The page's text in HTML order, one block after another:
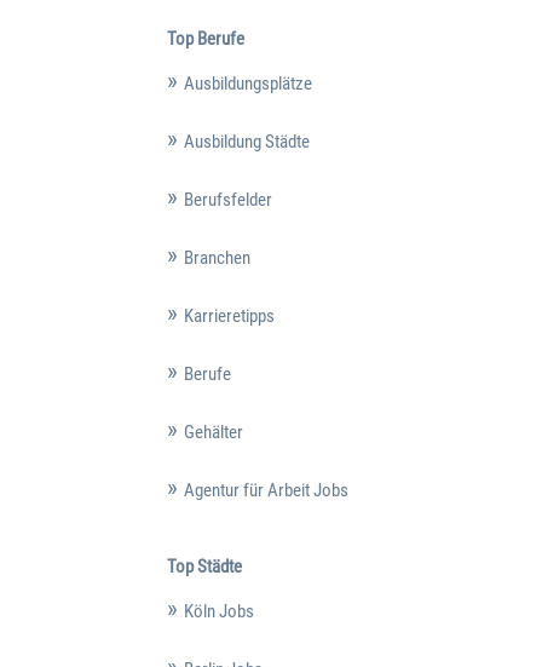
Top Berufe
Ausbildungsplätze
Ausbildung Städte
Berufsfelder
Branchen
Karrieretipps
Berufe
Gehälter
Agentur für Arbeit Jobs
Top Städte
Köln Jobs